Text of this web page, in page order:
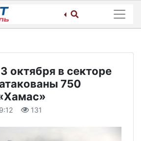
октября в секторе
750
131